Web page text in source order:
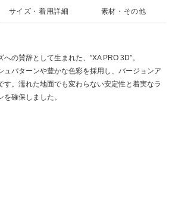
の賛辞として生まれた、″XA PRO 3D″。
ュパターンや豊かな色彩を採用し、バージョンア
す。濡れた地面でも変わらない安定性と着実なラ
確保しました。
サイズ・着用詳細 素材・その他